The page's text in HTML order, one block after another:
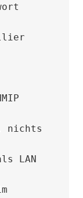
nichts
LAN